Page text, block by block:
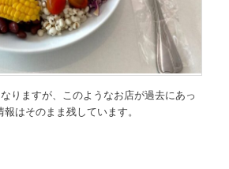
りますが、このようなお店が過去にあっ
はそのまま残しています。